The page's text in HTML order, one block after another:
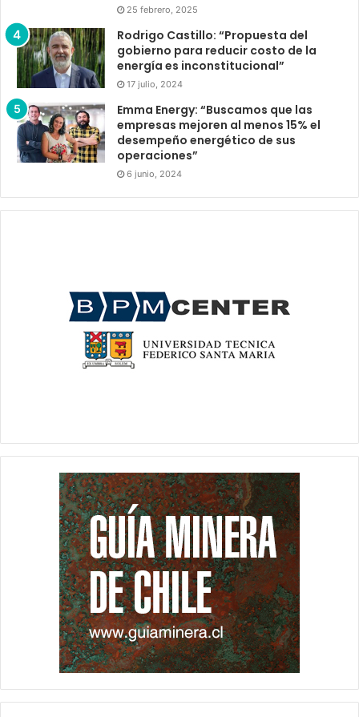
25 febrero, 2025
Rodrigo Castillo: “Propuesta del
gobierno para reducir costo de la
energía es inconstitucional”
17 julio, 2024
Emma Energy: “Buscamos que las
empresas mejoren al menos 15% el
desempeño energético de sus
operaciones”
6 junio, 2024